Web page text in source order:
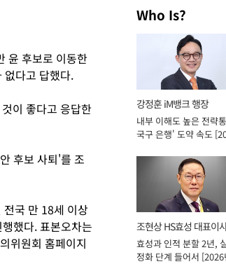
윤 후보로 이동한
다고 답했다.
이 좋다고 응답한
후보 사퇴'를 조
국 만 18세 이상
했다. 표본오차는
위원회 홈페이지
Who Is?
강정훈 iM뱅크 행장
내부 이해도 높은 전략
국구 은행' 도약 속도
조현상 HS효성 대표이
장
효성과 인적 분할 2년,
정화 단계 들어서